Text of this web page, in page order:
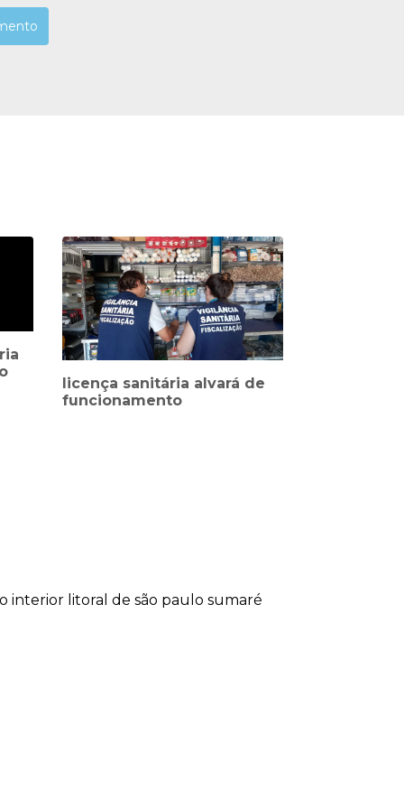
licença sanitária alvará de
funcionamento
interior litoral de são paulo sumaré